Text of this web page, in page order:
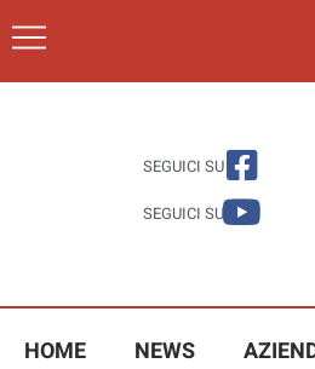
SEGUICI SU
SEGUICI SU
HOME NEWS